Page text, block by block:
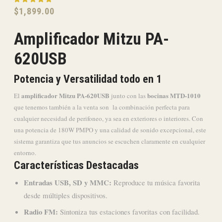
$1,899.00
Amplificador Mitzu PA-
620USB
Potencia y Versatilidad todo en 1
El amplificador Mitzu PA-620USB junto con lasbocinas MTD-1010
que tenemos también a la venta son la combinación perfecta para
cualquier necesidad de perifoneo, ya sea en exteriores o interiores. Con
una potencia de 180W PMPO y una calidad de sonido excepcional, este
sistema garantiza que tus anuncios se escuchen claramente en cualquier
entorno.
Características Destacadas
Entradas USB, SD y MMC: Reproduce tu música favorita
desde múltiples dispositivos.
Radio FM: Sintoniza tus estaciones favoritas con facilidad.